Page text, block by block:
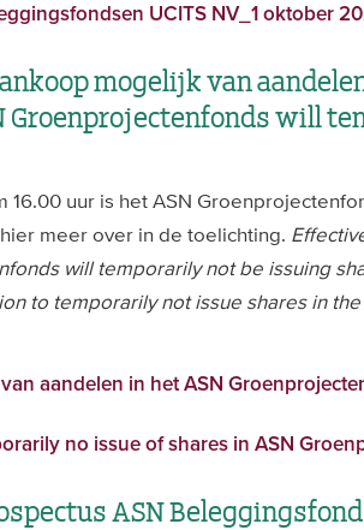
UCITS NV_1 oktober
mogelijk van
Groenprojectenfonds will
16.00 uur is het ASN
meer over in de toelichting.
will temporarily not be issuing
to temporarily not issue shares in the
aandelen in het ASN
no issue of shares in ASN
ASN